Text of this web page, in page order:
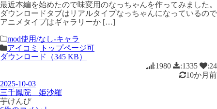
最近本編を始めたので味変用のなっちゃんを作ってみました。
ダウンロードタブはリアルタイプなっちゃんになっているので
アニメタイプはギャラリーか […]
mod使用/なし-キャラ
アイコミ
トップページ可
ダウンロード（345 KB）
:1980
:1335
:24
10か月前
2025-10-03
三千鳳院 姫沙羅
芋けんぴ